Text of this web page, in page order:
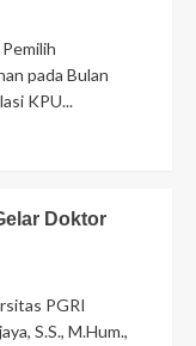
pada Bulan
KPU...
Doktor
PGRI
S.S., M.Hum.,